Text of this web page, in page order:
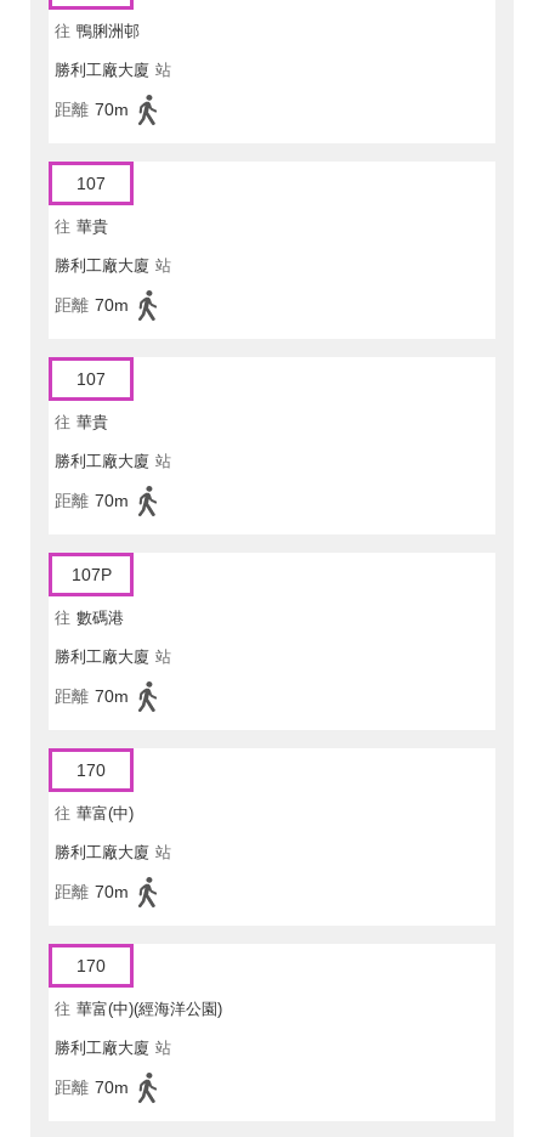
往 鴨脷洲邨
勝利工廠大廈 站
距離 70m
107
往 華貴
勝利工廠大廈 站
距離 70m
107
往 華貴
勝利工廠大廈 站
距離 70m
107P
往 數碼港
勝利工廠大廈 站
距離 70m
170
往 華富(中)
勝利工廠大廈 站
距離 70m
170
往 華富(中)(經海洋公園)
勝利工廠大廈 站
距離 70m